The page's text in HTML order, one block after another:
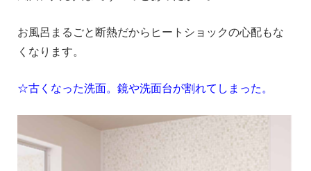
お風呂まるごと断熱だからヒートショックの心配もな
くなります。
☆古くなった洗面。鏡や洗面台が割れてしまった。